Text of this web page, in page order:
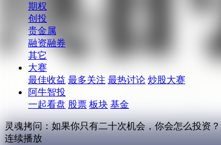
期权
创投
贵金属
融资融券
其它
大赛
最佳收益 最多关注 最热讨论 炒股大赛
阿牛智投
一起看盘 股票 板块 基金
灵魂拷问：如果你只有二十次机会，你会怎么投资？
连续播放